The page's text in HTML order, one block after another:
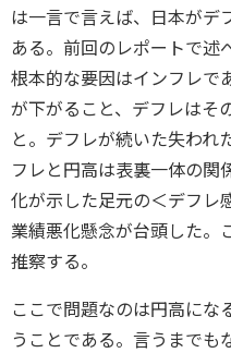
は一言で言えば、日本がデ
ある。前回のレポートで述
根本的な要因はインフレで
が下がること、デフレはそ
と。デフレが続いた失われ
フレと円高は表裏一体の関
化が示した足元の＜デフレ
業績悪化懸念が台頭した。
推察する。
ここで問題なのは円高にな
うことである。言うまでも